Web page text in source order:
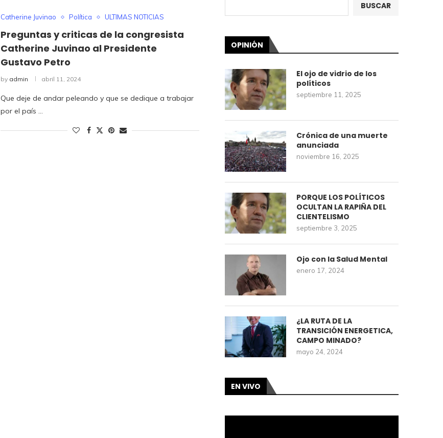
Catherine Juvinao Política ULTIMAS NOTICIAS
Preguntas y criticas de la congresista
Catherine Juvinao al Presidente
Gustavo Petro
by admin abril 11, 2024
Que deje de andar peleando y que se dedique a trabajar
por el país …
BUSCAR
OPINIÓN
El ojo de vidrio de los
políticos
septiembre 11, 2025
Crónica de una muerte
anunciada
noviembre 16, 2025
PORQUE LOS POLÍTICOS
OCULTAN LA RAPIÑA DEL
CLIENTELISMO
septiembre 3, 2025
Ojo con la Salud Mental
enero 17, 2024
¿LA RUTA DE LA
TRANSICIÓN ENERGETICA,
CAMPO MINADO?
mayo 24, 2024
EN VIVO